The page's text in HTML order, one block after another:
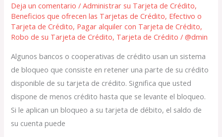
Deja un comentario /Administrar su Tarjeta de Crédito,
Beneficios que ofrecen las Tarjetas de Crédito, Efectivo o
Tarjeta de Crédito, Pagar alquiler con Tarjeta de Crédito,
Robo de su Tarjeta de Crédito, Tarjeta de Crédito /@dmin
Algunos bancos o cooperativas de crédito usan un sistema
de bloqueo que consiste en retener una parte de su crédito
disponible de su tarjeta de crédito. Significa que usted
dispone de menos crédito hasta que se levante el bloqueo.
Si le aplican un bloqueo a su tarjeta de débito, el saldo de
su cuenta puede